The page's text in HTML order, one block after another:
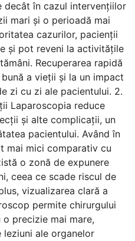
decât în cazul intervențiilor
mari și o perioadă mai
cazurilor, pacienții
și pot reveni la activitățile
Recuperarea rapidă
a vieții și la un impact
zi cu zi ale pacientului. 2.
Laparoscopia reduce
și alte complicații, un
pacientului. Având în
mai mici comparativ cu
o zonă de expunere
ceea ce scade riscul de
vizualizarea clară a
permite chirurgului
precizie mai mare,
ale organelor